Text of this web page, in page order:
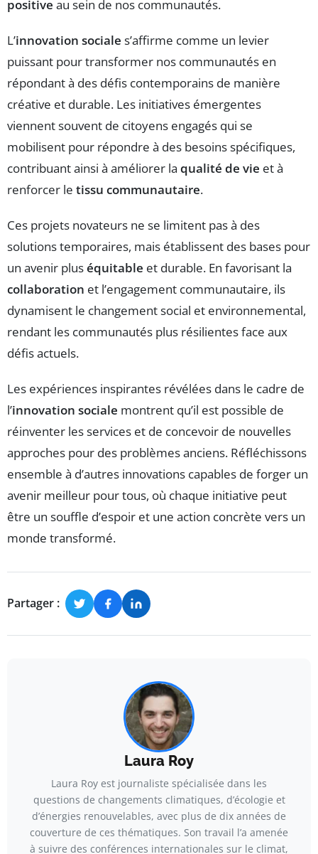
positive au sein de nos communautés.
L’innovation sociale s’affirme comme un levier
puissant pour transformer nos communautés en
répondant à des défis contemporains de manière
créative et durable. Les initiatives émergentes
viennent souvent de citoyens engagés qui se
mobilisent pour répondre à des besoins spécifiques,
contribuant ainsi à améliorer la qualité de vie et à
renforcer le tissu communautaire.
Ces projets novateurs ne se limitent pas à des
solutions temporaires, mais établissent des bases pour
un avenir pluséquitable et durable. En favorisant la
collaboration et l’engagement communautaire, ils
dynamisent le changement social et environnemental,
rendant les communautés plus résilientes face aux
défis actuels.
Les expériences inspirantes révélées dans le cadre de
l’innovation sociale montrent qu’il est possible de
réinventer les services et de concevoir de nouvelles
approches pour des problèmes anciens. Réfléchissons
ensemble à d’autres innovations capables de forger un
avenir meilleur pour tous, où chaque initiative peut
être un souffle d’espoir et une action concrète vers un
monde transformé.
Partager :
Laura Roy
Laura Roy est journaliste spécialisée dans les
questions de changements climatiques, d’écologie et
d’énergies renouvelables, avec plus de dix années de
couverture de ces thématiques. Son travail l’a amenée
à suivre des conférences internationales sur le climat,